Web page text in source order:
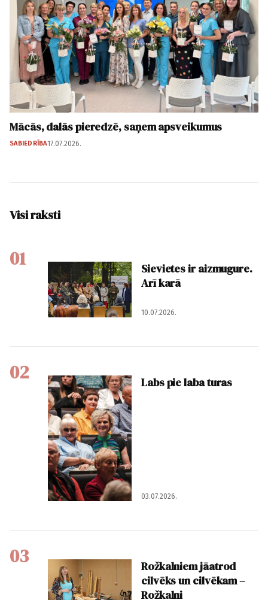
Mācās, dalās pieredzē, saņem apsveikumus
SABIEDRĪBA17.07.2026.
Visi raksti
01
Sievietes ir aizmugure.
Arī karā
10.07.2026.
02 Labs pie laba turas
03.07.2026.
03
Rožkalniem jāatrod
cilvēks un cilvēkam –
Rožkalni